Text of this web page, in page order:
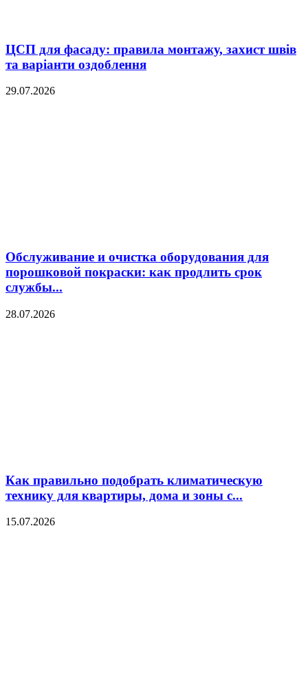
ЦСП для фасаду: правила монтажу, захист швів
та варіанти оздоблення
29.07.2026
Обслуживание и очистка оборудования для
порошковой покраски: как продлить срок
службы...
28.07.2026
Как правильно подобрать климатическую
технику для квартиры, дома и зоны с...
15.07.2026